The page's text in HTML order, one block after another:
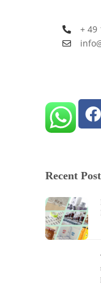
+ 49
Recent